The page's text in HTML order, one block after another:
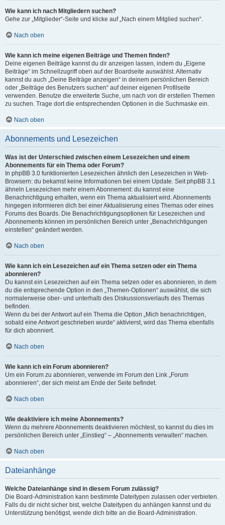
Wie kann ich nach Mitgliedern suchen?
Gehe zur „Mitglieder“-Seite und klicke auf „Nach einem Mitglied suchen“.
Nach oben
Wie kann ich meine eigenen Beiträge und Themen finden?
Deine eigenen Beiträge kannst du dir anzeigen lassen, indem du „Eigene
Beiträge“ im Schnellzugriff oben auf der Boardseite auswählst. Alternativ
kannst du auch „Deine Beiträge anzeigen“ in deinem persönlichen Bereich
oder „Beiträge des Benutzers suchen“ auf deiner eigenen Profilseite
verwenden. Benutze die erweiterte Suche, um nach von dir erstellen Themen
zu suchen. Trage dort die entsprechenden Optionen in die Suchmaske ein.
Nach oben
Abonnements und Lesezeichen
Was ist der Unterschied zwischen einem Lesezeichen und einem
Abonnements für ein Thema oder Forum?
In phpBB 3.0 funktionierten Lesezeichen ähnlich den Lesezeichen in Web-
Browsern: du bekamst keine Informationen bei einem Update. Seit phpBB 3.1
ähneln Lesezeichen mehr einem Abonnement: du kannst eine
Benachrichtigung erhalten, wenn ein Thema aktualisiert wird. Abonnements
hingegen informieren dich bei einer Aktualisierung eines Themas oder eines
Forums des Boards. Die Benachrichtigungsoptionen für Lesezeichen und
Abonnements können im persönlichen Bereich unter „Benachrichtigungen
einstellen“ geändert werden.
Nach oben
Wie kann ich ein Lesezeichen auf ein Thema setzen oder ein Thema
abonnieren?
Du kannst ein Lesezeichen auf ein Thema setzen oder es abonnieren, in dem
du die entsprechende Option in den „Themen-Optionen“ auswählst, die sich
normalerweise ober- und unterhalb des Diskussionsverlaufs des Themas
befinden.
Wenn du bei der Antwort auf ein Thema die Option „Mich benachrichtigen,
sobald eine Antwort geschrieben wurde“ aktivierst, wird das Thema ebenfalls
für dich abonniert.
Nach oben
Wie kann ich ein Forum abonnieren?
Um ein Forum zu abonnieren, verwende im Forum den Link „Forum
abonnieren“, der sich meist am Ende der Seite befindet.
Nach oben
Wie deaktiviere ich meine Abonnements?
Wenn du mehrere Abonnements deaktivieren möchtest, so kannst du dies im
persönlichen Bereich unter „Einstieg“ – „Abonnements verwalten“ machen.
Nach oben
Dateianhänge
Welche Dateianhänge sind in diesem Forum zulässig?
Die Board-Administration kann bestimmte Dateitypen zulassen oder verbieten.
Falls du dir nicht sicher bist, welche Dateitypen du anhängen kannst und du
Unterstützung benötigst, wende dich bitte an die Board-Administration.